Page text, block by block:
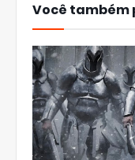
Você também